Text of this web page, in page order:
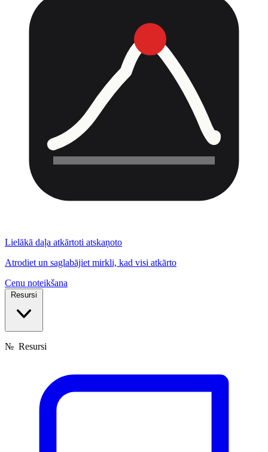
Lielākā daļa atkārtoti atskaņoto
Atrodiet un saglabājiet mirkli, kad visi atkārto
Cenu noteikšana
Resursi
№ Resursi